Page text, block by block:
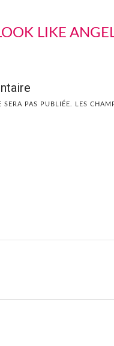
LIKE
PAS PUBLIÉE. LES